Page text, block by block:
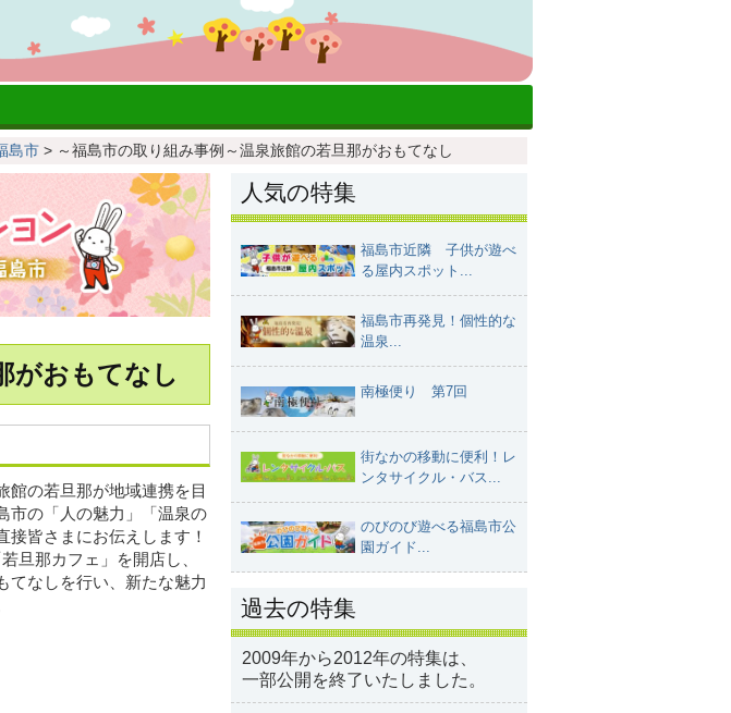
島市 > ～福島市の取り組み事例～温泉旅館の若旦那がおもてなし
がおもてなし
の若旦那が地域連携を目
市の「人の魅力」「温泉の
接皆さまにお伝えします！
旦那カフェ」を開店し、
てなしを行い、新たな魅力
人気の特集
福島市近隣 子供が遊べ
る屋内スポット...
福島市再発見！個性的な
温泉...
南極便り 第7回
街なかの移動に便利！レ
ンタサイクル・バス...
のびのび遊べる福島市公
園ガイド...
過去の特集
2009年から2012年の特集は、
一部公開を終了いたしました。